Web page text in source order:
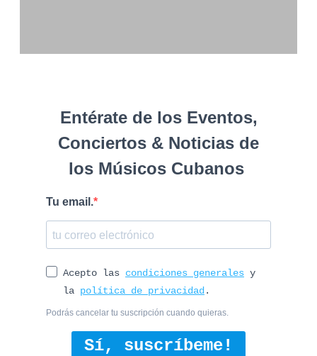
Entérate de los Eventos,
Conciertos & Noticias de
los Músicos Cubanos
Tu email.
Acepto las condiciones generales y
la política de privacidad.
Podrás cancelar tu suscripción cuando quieras.
Sí, suscríbeme!